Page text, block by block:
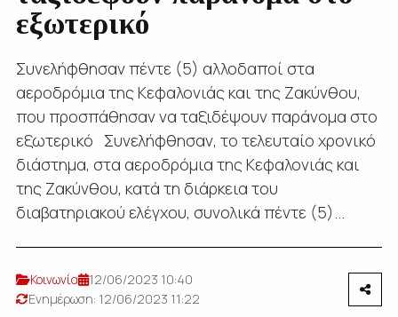
εξωτερικό
Συνελήφθησαν πέντε (5) αλλοδαποί στα
αεροδρόμια της Κεφαλονιάς και της Ζακύνθου,
που προσπάθησαν να ταξιδέψουν παράνομα στο
εξωτερικό Συνελήφθησαν, το τελευταίο χρονικό
διάστημα, στα αεροδρόμια της Κεφαλονιάς και
της Ζακύνθου, κατά τη διάρκεια του
διαβατηριακού ελέγχου, συνολικά πέντε (5)...
Κοινωνία
12/06/2023 10:40
Ενημέρωση: 12/06/2023 11:22